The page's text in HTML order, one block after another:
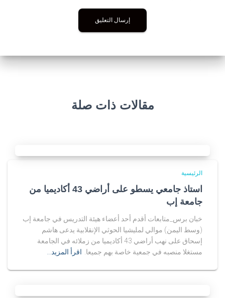
مقالات ذات صلة
الرئيسية
استاذ جامعي يسطو على أراضي 43 أكاديميا من
جامعة إب
خبان برس_متابعات أقدم أحد أعضاء هيئة التدريس في جامعة إب
(وسط اليمن) موالي لمليشيا الحوثي الإنقلابية يدعى هاشم
إسحاق على نهب أراضي 43 أكاديميا من زملائه في الجامعة
مستغلا منصبه في جمعية خاصة بهم جميعا.
اقرأ المزيد…